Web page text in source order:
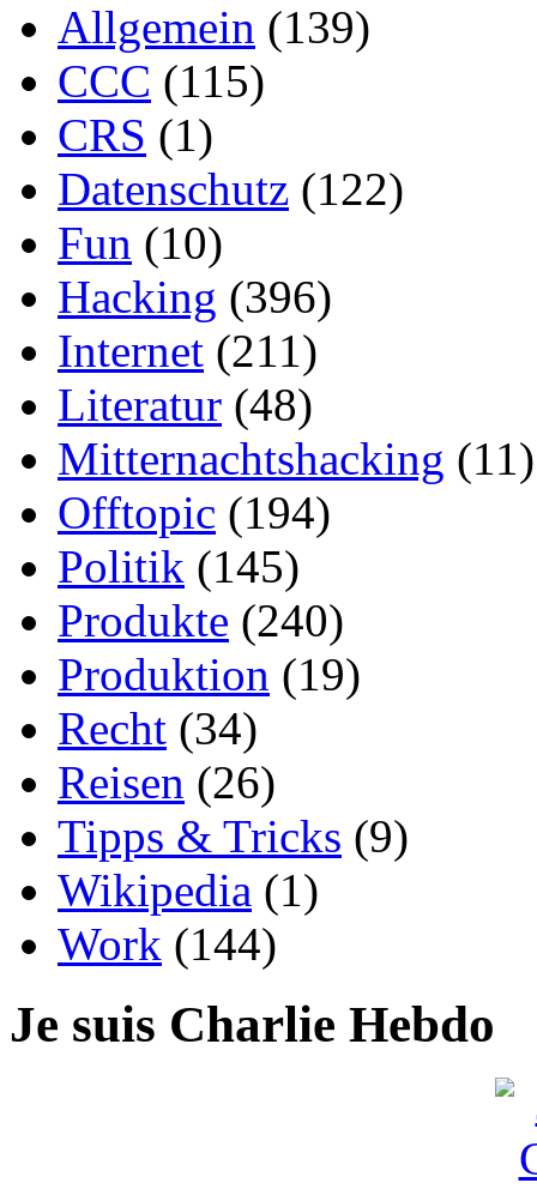
Allgemein (139)
CCC (115)
CRS (1)
Datenschutz (122)
Fun (10)
Hacking (396)
Internet (211)
Literatur (48)
Mitternachtshacking (11)
Offtopic (194)
Politik (145)
Produkte (240)
Produktion (19)
Recht (34)
Reisen (26)
Tipps & Tricks (9)
Wikipedia (1)
Work (144)
Je suis Charlie Hebdo